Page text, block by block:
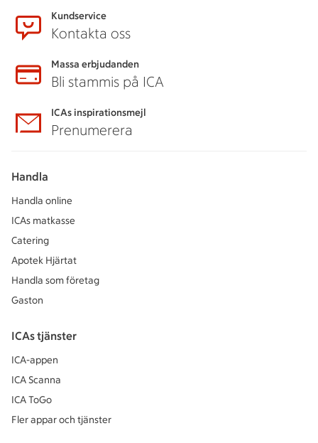
Kundservice
Kontakta oss
Massa erbjudanden
Bli stammis på ICA
ICAs inspirationsmejl
Prenumerera
Handla
Handla online
ICAs matkasse
Catering
Apotek Hjärtat
Handla som företag
Gaston
ICAs tjänster
ICA-appen
ICA Scanna
ICA ToGo
Fler appar och tjänster